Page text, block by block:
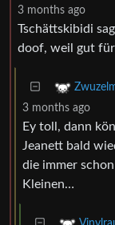
3 months ago
Tschättskibidi
doof, weil gut
3 months ago
Ey toll, dann
Jeanett bald
die immer
Kleinen…